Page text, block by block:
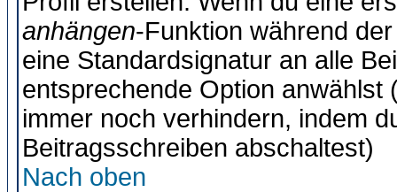
anhängen-Funktion während
eine Standardsignatur an alle
entsprechende Option anwählst
immer noch verhindern, indem
Beitragsschreiben abschaltest)
Nach oben